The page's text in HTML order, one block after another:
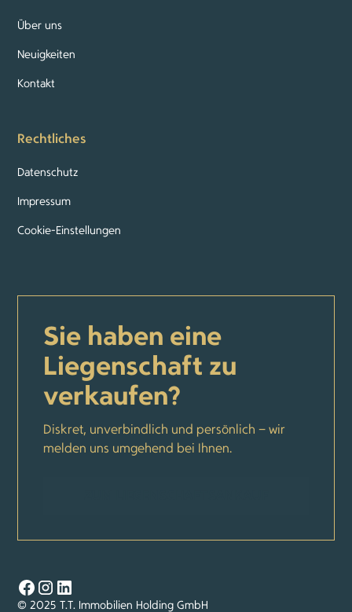
Über uns
Neuigkeiten
Kontakt
Rechtliches
Datenschutz
Impressum
Cookie-Einstellungen
Sie haben eine
Liegenschaft zu
verkaufen?
Diskret, unverbindlich und persönlich – wir
melden uns umgehend bei Ihnen.
© 2025 T.T. Immobilien Holding GmbH